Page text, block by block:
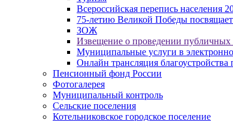
Всероссийская перепись населения
75-летию Великой Победы
ЗОЖ
Извещение о проведении публичных
Муниципальные услуги в
Онлайн трансляция благоустройства
Пенсионный фонд России
Фотогалерея
Муниципальный контроль
Сельские поселения
Котельниковское городское поселение